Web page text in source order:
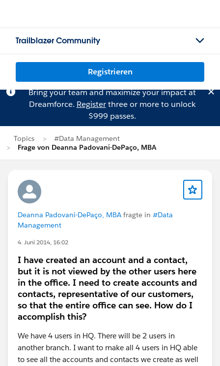
Trailblazer Community
Registrieren
Bring your team and maximize your impact at
Dreamforce. Registerthree or more to unlock
$999 passes.
Topics
#Data Management
Frage von Deanna Padovani-DePaço, MBA
Deanna Padovani-DePaço, MBA fragte in #Data
Management
4. Juni 2014, 16:02
I have created an account and a contact,
but it is not viewed by the other users here
in the office. I need to create accounts and
contacts, representative of our customers,
so that the entire office can see. How do I
accomplish this?
We have 4 users in HQ. There will be 2 users in
another branch. I want to make all 4 users in HQ able
to see all the accounts and contacts we create as well